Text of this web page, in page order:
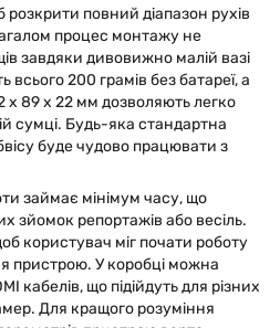
повний діапазон рухів
процес монтажу не
завдяки дивовижно малій вазі
200 грамів без батареї, а
x 89 x 22 мм дозволяють легко
сумці. Будь-яка стандартна
буде чудово працювати з
займає мінімум часу, що
зйомок репортажів або весіль.
користувач міг почати роботу
пристрою. У коробці можна
кабелів, що підійдуть для різних
Для кращого розуміння